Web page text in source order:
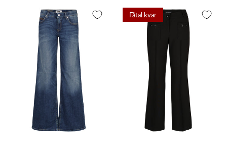
Fåtal kvar